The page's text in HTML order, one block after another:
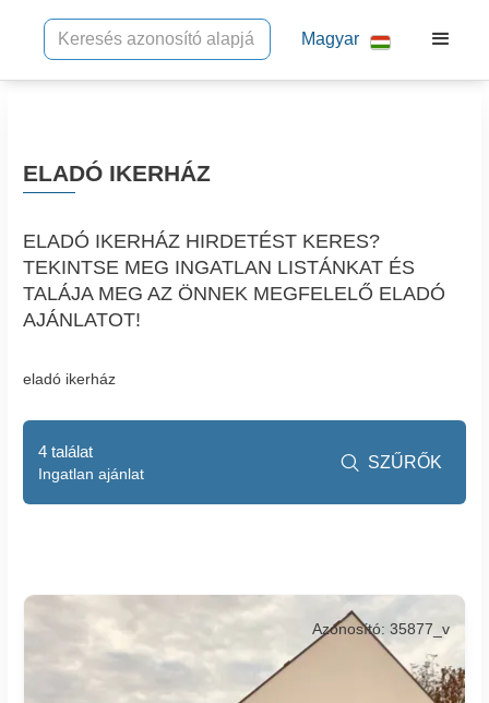
Magyar
ELADÓ IKERHÁZ
ELADÓ IKERHÁZ HIRDETÉST KERES?
TEKINTSE MEG INGATLAN LISTÁNKAT ÉS
TALÁJA MEG AZ ÖNNEK MEGFELELŐ ELADÓ
AJÁNLATOT!
eladó ikerház
Azonosító: 35877_v
4 találat
Ingatlan ajánlat
 SZŰRŐK